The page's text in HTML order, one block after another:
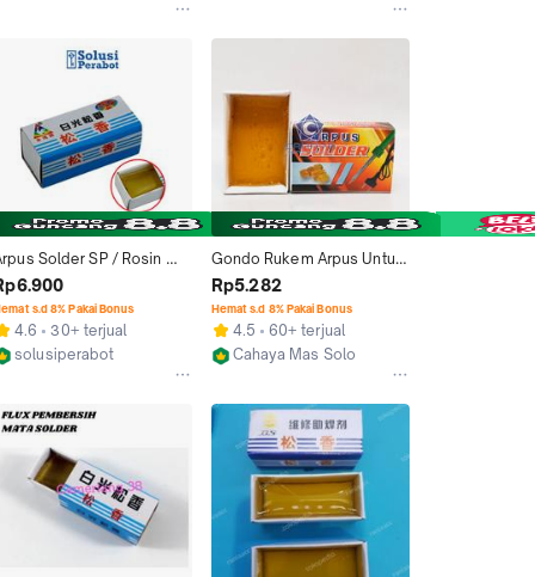
Solder SP / Rosin
Padat / Flux /
Patri Purity
s.d 8% Pakai Bonus
4.6
30+ terjual
solusiperabot
Gondo Rukem Arpus Untuk
Solder Gum Rosin Getah
Resin
Rp5.282
Hemat s.d 8% Pakai Bonus
4.5
60+ terjual
Cahaya Mas Solo